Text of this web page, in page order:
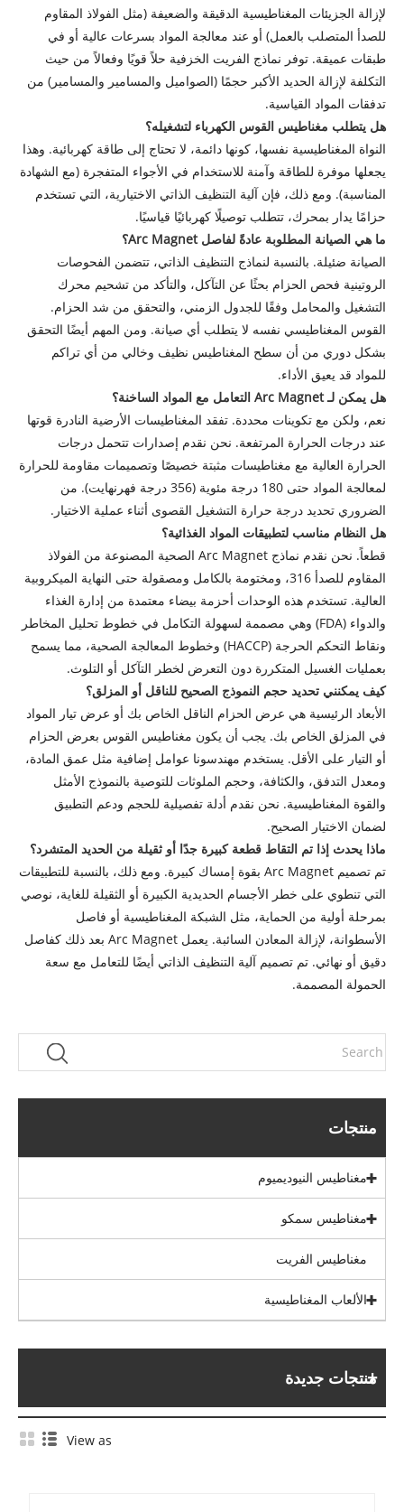
لإزالة الجزيئات المغناطيسية الدقيقة والضعيفة (مثل الفولاذ المقاوم
للصدأ المتصلب بالعمل) أو عند معالجة المواد بسرعات عالية أو في
طبقات عميقة. توفر نماذج الفريت الخزفية حلاً قويًا وفعالاً من حيث
التكلفة لإزالة الحديد الأكبر حجمًا (الصواميل والمسامير والمسامير) من
تدفقات المواد القياسية.
هل يتطلب مغناطيس القوس الكهرباء لتشغيله؟
النواة المغناطيسية نفسها، كونها دائمة، لا تحتاج إلى طاقة كهربائية. وهذا
يجعلها موفرة للطاقة وآمنة للاستخدام في الأجواء المتفجرة (مع الشهادة
المناسبة). ومع ذلك، فإن آلية التنظيف الذاتي الاختيارية، التي تستخدم
حزامًا يدار بمحرك، تتطلب توصيلًا كهربائيًا قياسيًا.
ما هي الصيانة المطلوبة عادةً لفاصل Arc Magnet؟
الصيانة ضئيلة. بالنسبة لنماذج التنظيف الذاتي، تتضمن الفحوصات
الروتينية فحص الحزام بحثًا عن التآكل، والتأكد من تشحيم محرك
التشغيل والمحامل وفقًا للجدول الزمني، والتحقق من شد الحزام.
القوس المغناطيسي نفسه لا يتطلب أي صيانة. ومن المهم أيضًا التحقق
بشكل دوري من أن سطح المغناطيس نظيف وخالي من أي تراكم
للمواد قد يعيق الأداء.
هل يمكن لـ Arc Magnet التعامل مع المواد الساخنة؟
نعم، ولكن مع تكوينات محددة. تفقد المغناطيسات الأرضية النادرة قوتها
عند درجات الحرارة المرتفعة. نحن نقدم إصدارات تتحمل درجات
الحرارة العالية مع مغناطيسات مثبتة خصيصًا وتصميمات مقاومة للحرارة
لمعالجة المواد حتى 180 درجة مئوية (356 درجة فهرنهايت). من
الضروري تحديد درجة حرارة التشغيل القصوى أثناء عملية الاختيار.
هل النظام مناسب لتطبيقات المواد الغذائية؟
قطعاً. نحن نقدم نماذج Arc Magnet الصحية المصنوعة من الفولاذ
المقاوم للصدأ 316، ومختومة بالكامل ومصقولة حتى النهاية الميكروبية
العالية. تستخدم هذه الوحدات أحزمة بيضاء معتمدة من إدارة الغذاء
والدواء (FDA) وهي مصممة لسهولة التكامل في خطوط تحليل المخاطر
ونقاط التحكم الحرجة (HACCP) وخطوط المعالجة الصحية، مما يسمح
بعمليات الغسيل المتكررة دون التعرض لخطر التآكل أو التلوث.
كيف يمكنني تحديد حجم النموذج الصحيح للناقل أو المزلق؟
الأبعاد الرئيسية هي عرض الحزام الناقل الخاص بك أو عرض تيار المواد
في المزلق الخاص بك. يجب أن يكون مغناطيس القوس بعرض الحزام
أو التيار على الأقل. يستخدم مهندسونا عوامل إضافية مثل عمق المادة،
ومعدل التدفق، والكثافة، وحجم الملوثات للتوصية بالنموذج الأمثل
والقوة المغناطيسية. نحن نقدم أدلة تفصيلية للحجم ودعم التطبيق
لضمان الاختيار الصحيح.
ماذا يحدث إذا تم التقاط قطعة كبيرة جدًا أو ثقيلة من الحديد المتشرد؟
تم تصميم Arc Magnet بقوة إمساك كبيرة. ومع ذلك، بالنسبة للتطبيقات
التي تنطوي على خطر الأجسام الحديدية الكبيرة أو الثقيلة للغاية، نوصي
بمرحلة أولية من الحماية، مثل الشبكة المغناطيسية أو فاصل
الأسطوانة، لإزالة المعادن السائبة. يعمل Arc Magnet بعد ذلك كفاصل
دقيق أو نهائي. تم تصميم آلية التنظيف الذاتي أيضًا للتعامل مع سعة
الحمولة المصممة.
منتجات
مغناطيس النيوديميوم
مغناطيس سمكو
مغناطيس الفريت
الألعاب المغناطيسية
منتجات جديدة
View as